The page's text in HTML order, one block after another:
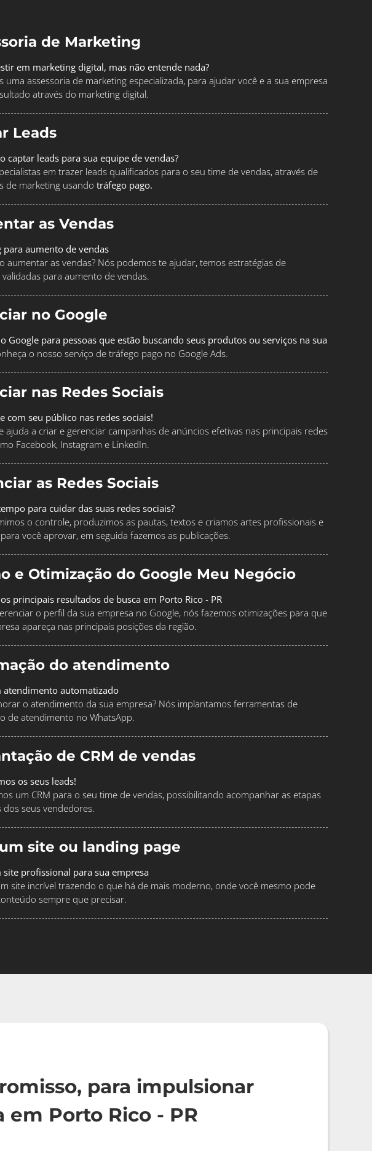
de Marketing
em marketing digital, mas não entende nada?
uma assessoria de marketing especializada, para ajudar você e a sua empresa
através do marketing digital.
Leads
captar leads para sua equipe de vendas?
em trazer leads qualificados para o seu time de vendas, através de
de marketing usando tráfego pago.
as Vendas
para aumento de vendas
aumentar as vendas? Nós podemos te ajudar, temos estratégias de
para aumento de vendas.
no Google
Google para pessoas que estão buscando seus produtos ou serviços na sua
o nosso serviço de tráfego pago no Google Ads.
nas Redes Sociais
com seu público nas redes sociais!
ajuda a criar e gerenciar campanhas de anúncios efetivas nas principais redes
Facebook, Instagram e LinkedIn.
as Redes Sociais
para cuidar das suas redes sociais?
o controle, produzimos as pautas, textos e criamos artes profissionais e
você aprovar, em seguida fazemos as publicações.
e Otimização do Google Meu Negócio
principais resultados de busca em Porto Rico - PR
o perfil da sua empresa no Google, nós fazemos otimizações para que
apareça nas principais posições da região.
do atendimento
atendimento automatizado
o atendimento da sua empresa? Nós implantamos ferramentas de
de atendimento no WhatsApp.
de CRM de vendas
os seus leads!
um CRM para o seu time de vendas, possibilitando acompanhar as etapas
dos seus vendedores.
site ou landing page
site profissional para sua empresa
site incrível trazendo o que há de mais moderno, onde você mesmo pode
sempre que precisar.
para impulsionar
Porto Rico - PR